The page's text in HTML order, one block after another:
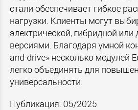
стали обеспечивает гибкое
нагрузки. Клиенты могут
электрической, гибридной или
версиями. Благодаря умной
and-drive» несколько модулей
легко объединять для
универсальности.
Публикация: 05/2025